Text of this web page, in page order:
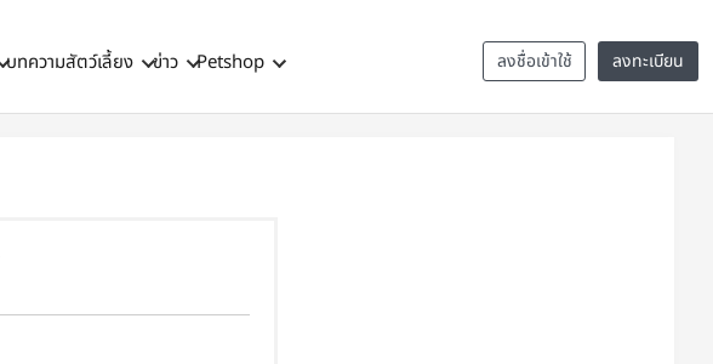
ลงชื่อเข้าใช้ ลงทะเบียน
บทความสัตว์เลี้ยง ข่าว Petshop